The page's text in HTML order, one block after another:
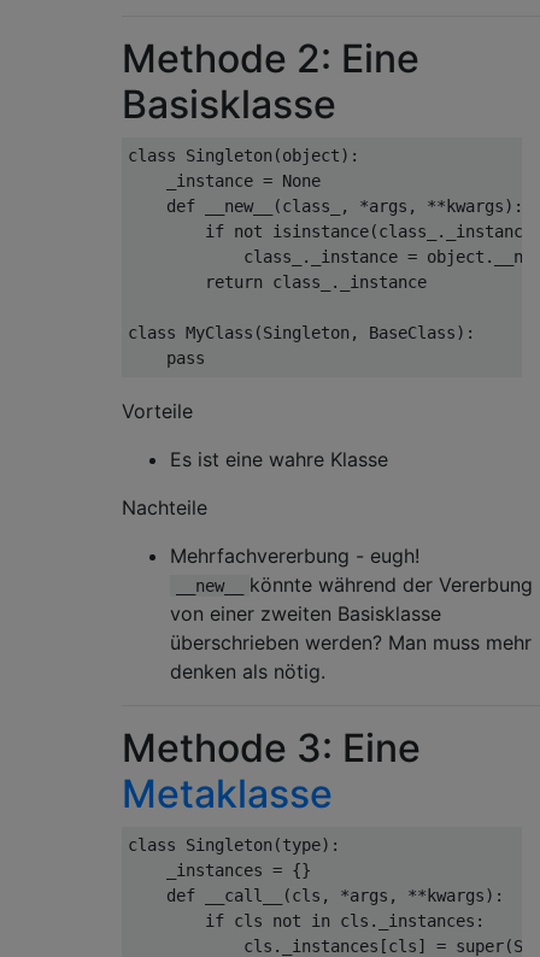
Methode 2: Eine
Basisklasse
class Singleton (object):
    _instance
= None
def __new__ (class_ , *args , **kwargs):
if not isinstance(class_ . _instance
            class_
. _instance = object .
return class_ . _instance
class MyClass (Singleton , BaseClass):
pass
Vorteile
Es ist eine wahre Klasse
Nachteile
Mehrfachvererbung - eugh!
__new__
könnte während der Vererbung
von einer zweiten Basisklasse
überschrieben werden? Man muss mehr
denken als nötig.
Methode 3: Eine
Metaklasse
class Singleton (type):
    _instances
= {}
def __call__ (cls , *args , **kwargs):
if cls not in cls . _instances :
            cls
. _instances [cls] = super(